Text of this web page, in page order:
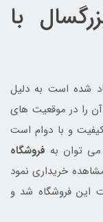
با
شده است به دلیل
را در موقعیت های
کیفیت و با دوام است
می توان به فروشگاه
خریداری نمود
این فروشگاه شد و